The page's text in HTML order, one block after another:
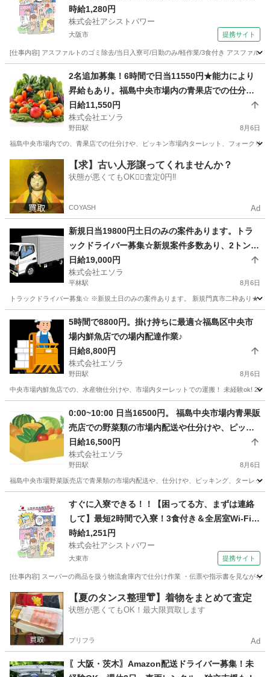
料！50代活躍中の超カンタン作業！
時給1,280円
株式会社アシストパワー
大阪市 提携サイト
[仕事内容] アスファルトのゴミ除去/当日入寮可/日勤のみ/軽作業/3食付き アスファル
その他
2名追加募集！6時間で日当11550円★能力により
昇給もあり。福島中央市場内の青果店での仕分
け、ピッキング、ターレット、フォークリフトに
よる運搬など。業務委託。掛け持ちok
日給11,550円
株式会社エソラ
野田駅 8月6日
福島中央市場内での、青果店での仕分けや、ピッキン市場内ターレット、フォークリ
野田駅 配送
【求】古い人形譲ってくれませんか？
状態が悪くてもOK🙆‍♀️査定0円‼️
COYASH Ad
新規日当19800円土日のみの案件あります。トラ
ックドライバー募集☆新規案件多数あり、2トン〜
4トン、大型など。トラック代行運転。日当19,000
円など。 勤務地多数。門真市、大阪市、堺、東大
阪近郊など。2〜４トントラックでの企業配、給食
配送、廃油配送、建材の配送、水回り製品備品配
送など。
日給19,000円
株式会社エソラ
平林駅 8月6日
トラックドライバー募集☆ ※新規土日のみの案件あります。 新規門真市二枠あり★
平林駅 ドライバー 大型
5時間で8800円。掛け持ちに最適☆福島区中央市
場内鮮魚店での場内配達作業♪
日給8,800円
株式会社エソラ
野田駅 8月6日
中央市場内鮮魚店での、水産物仕分けや、市場内ターレットでの運搬！ 未経験ok!
配送
0:00~10:00 日当16500円。 福島中央市場内青果販
売店での野菜類の市場内配送や仕分けや、ピッキ
ング、ターレットでの運搬など。
日給16,500円
株式会社エソラ
野田駅 8月6日
福島中央市場野菜販売店で青果類の市場内配送や、仕分けや、ピッキング、ターレ
野田駅 ドライバー
すぐに入寮できる！！【困ってる方、まずは連絡
して】最短2時間で入寮！3食付き＆全居室Wi-Fi有
り！調味料のピッキング作業【お迎え＆即入寮o
k!!】
時給1,251円
株式会社アシストパワー
大東市 提携サイト
[仕事内容] スーパーの商品を扱う物流倉庫内で仕分け作業 ・伝票や指示書を見ながら
大阪 大東市 その他
【夏のタンス整理👘】着物をまとめて査定
状態が悪くてもOK！最大限買取します
プリフラ Ad
〖大阪・茨木〗Amazon配送ドライバー募集！未